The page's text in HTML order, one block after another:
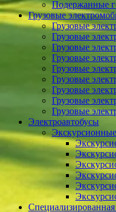
Подержанные
Грузовые
Грузовые
Грузовые
Грузовые
Грузовые
Грузовые
Грузовые
Грузовые
Грузовые
Грузовые
Электроавтобусы
Специализированная